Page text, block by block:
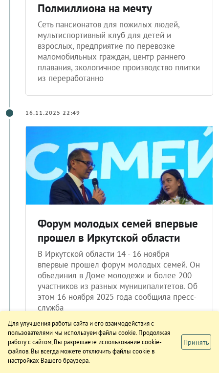
Полмиллиона на мечту
Сеть пансионатов для пожилых людей,
мультиспортивный клуб для детей и
взрослых, предприятие по перевозке
маломобильных граждан, центр раннего
плавания, экологичное производство плитки
из переработанно
16.11.2025 22:49
Форум молодых семей впервые
прошел в Иркутской области
В Иркутской области 14 - 16 ноября
впервые прошел форум молодых семей. Он
объединил в Доме молодежи и более 200
участников из разных муниципалитетов. Об
этом 16 ноября 2025 года сообщила пресс-
служба
16.11.2025 14:55
Для улучшения работы сайта и его взаимодействия с
пользователями мы используем файлы cookie. Продолжая
работу с сайтом, Вы разрешаете использование cookie-
файлов. Вы всегда можете отключить файлы cookie в
настройках Вашего браузера.
Принять